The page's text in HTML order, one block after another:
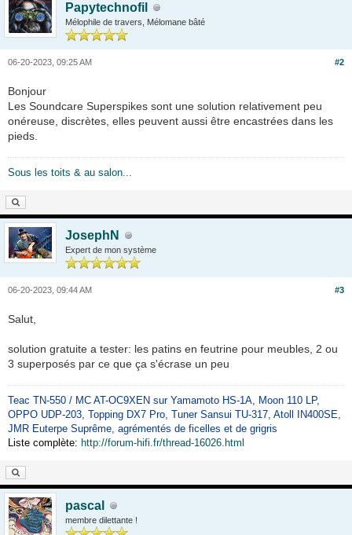
Papytechnofil
Mélophile de travers, Mélomane bâté
#2
06-20-2023, 09:25 AM
Bonjour
Les Soundcare Superspikes sont une solution relativement peu
onéreuse, discrètes, elles peuvent aussi être encastrées dans les
pieds.
Sous les toits & au salon...
JosephN
Expert de mon système
#3
06-20-2023, 09:44 AM
Salut,
solution gratuite a tester: les patins en feutrine pour meubles, 2 ou
3 superposés par ce que ça s'écrase un peu
Teac TN-550 / MC AT-OC9XEN sur Yamamoto HS-1A, Moon 110 LP,
OPPO UDP-203, Topping DX7 Pro, Tuner Sansui TU-317, Atoll IN400SE,
JMR Euterpe Suprême, agrémentés de ficelles et de grigris
Liste complète: http://forum-hifi.fr/thread-16026.html
pascal
membre dilettante !